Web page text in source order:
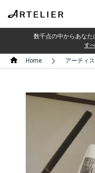
数千点の中からあな
す
Home アーティ